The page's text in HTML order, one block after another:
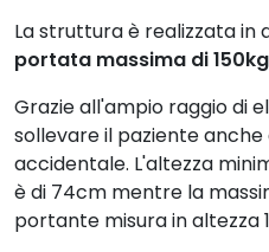
La struttura è realizzata in
portata massima di 150kg
Grazie all'ampio raggio di
sollevare il paziente
accidentale. L'altezza
è di 74cm mentre la
portante misura in altezza